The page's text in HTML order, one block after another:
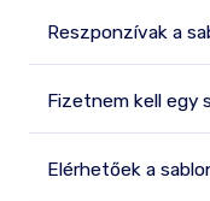
Reszponzívak a
Fizetnem kell egy
Elérhetőek a